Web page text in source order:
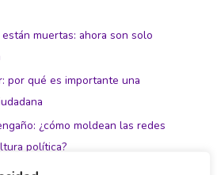
están muertas: ahora son solo
por qué es importante una
¿cómo moldean las redes
política?